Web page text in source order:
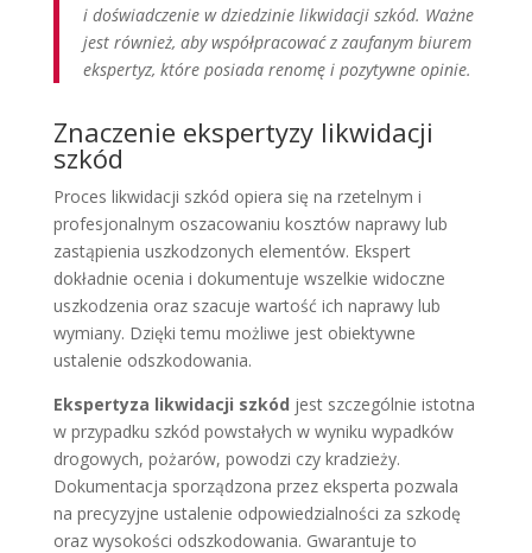
i doświadczenie w dziedzinie likwidacji szkód. Ważne
jest również, aby współpracować z zaufanym biurem
ekspertyz, które posiada renomę i pozytywne opinie.
Znaczenie ekspertyzy likwidacji
szkód
Proces likwidacji szkód opiera się na rzetelnym i
profesjonalnym oszacowaniu kosztów naprawy lub
zastąpienia uszkodzonych elementów. Ekspert
dokładnie ocenia i dokumentuje wszelkie widoczne
uszkodzenia oraz szacuje wartość ich naprawy lub
wymiany. Dzięki temu możliwe jest obiektywne
ustalenie odszkodowania.
Ekspertyza likwidacji szkód jest szczególnie istotna
w przypadku szkód powstałych w wyniku wypadków
drogowych, pożarów, powodzi czy kradzieży.
Dokumentacja sporządzona przez eksperta pozwala
na precyzyjne ustalenie odpowiedzialności za szkodę
oraz wysokości odszkodowania. Gwarantuje to